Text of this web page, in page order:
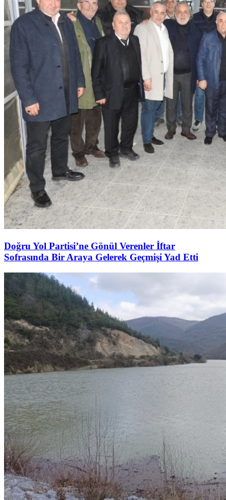
Doğru Yol Partisi’ne Gönül Verenler İftar
Sofrasında Bir Araya Gelerek Geçmişi Yad Etti